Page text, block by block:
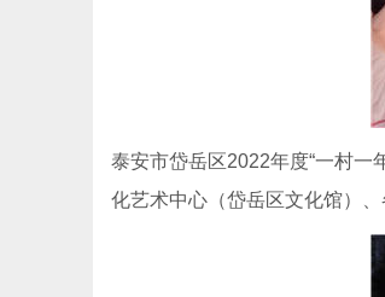
泰安市岱岳区2022年度“一村一
化艺术中心（岱岳区文化馆）